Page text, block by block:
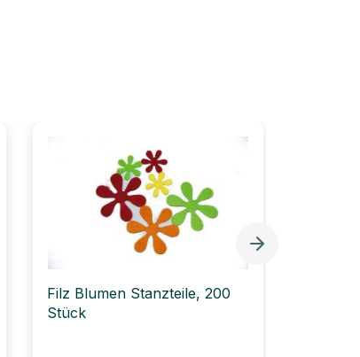
Filz Blumen Stanzteile, 200
Stück